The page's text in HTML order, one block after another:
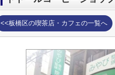
<<板橋区の喫茶店・カフェの一覧へ